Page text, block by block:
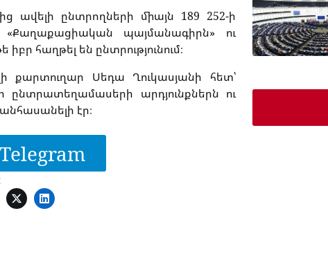
ավելի ընտրողների միայն 189 252-ի
«Քաղաքացիական պայմանագիրն» ու
հաղթել են ընտրությունում։
քարտուղար Սեդա Ղուկասյանի հետ՝
ընտրատեղամասերի արդյունքներն ու
էր։